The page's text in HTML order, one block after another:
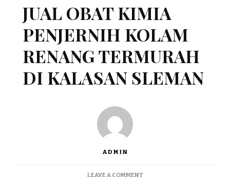
JUAL OBAT KIMIA
PENJERNIH KOLAM
RENANG TERMURAH
DI KALASAN SLEMAN
ADMIN
LEAVE A COMMENTON